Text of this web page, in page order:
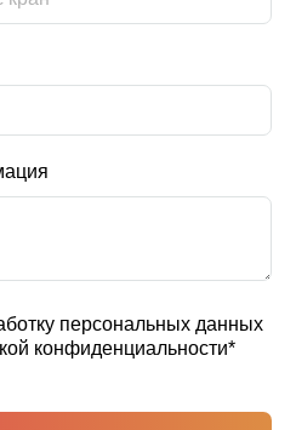
персональных данных
конфиденциальности*